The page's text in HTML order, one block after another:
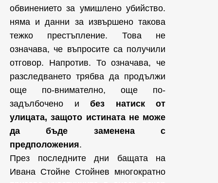
обвинението за умишлено убийство.
няма и данни за извършено такова
тежко престъпление. Това не
означава, че въпросите са получили
отговор. Напротив. То означава, че
разследването трябва да продължи
още по-внимателно, още по-
задълбочено и без натиск от
улицата, защото истината не може
да бъде заменена с
предположения.
През последните дни бащата на
Ивана Стойне Стойнев многократно